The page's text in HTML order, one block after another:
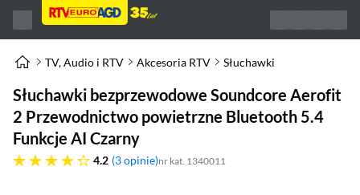
TV, Audio i RTV Akcesoria RTV Słuchawki
Słuchawki bezprzewodowe Soundcore Aerofit
2 Przewodnictwo powietrzne Bluetooth 5.4
Funkcje AI Czarny
4.2
4.2 gwiazdek 3 opinie nr kat. 1340011